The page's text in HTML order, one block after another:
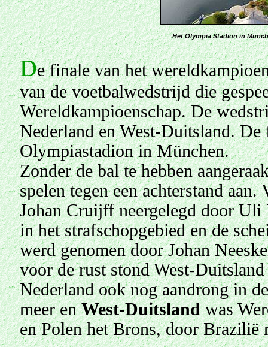
Het Olympia Stadion in
De finale van het
van de voetbalwedstrijd die
Wereldkampioenschap. De
Nederland en West-Duitsland.
Olympiastadion in München.
Zonder de bal te hebben
spelen tegen een achterstand
Johan Cruijff neergelegd door Uli
in het strafschopgebied en de
werd genomen door Johan
voor de rust stond West-
Nederland ook nog aandrong in
meer enWest-Duitslandwas
en Polen het Brons, door Brazilië